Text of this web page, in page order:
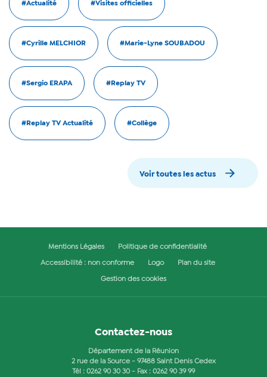
#Actualité #Visites officielles
#Cyrille MELCHIOR #Marie-Lyne SOUBADOU
#Sergio ERAPA #Replay TV
#Replay TV Actualité #Collège
Voir toutes les actus
Mentions Légales Politique de confidentialité
Accessibilité : non conforme Logo Plan du site
Gestion des cookies
Contactez-nous
Département de la Réunion
2 rue de la Source - 97488 Saint Denis Cedex
Tél : 0262 90 30 30 - Fax : 0262 90 39 99